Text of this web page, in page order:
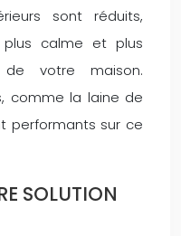
sont réduits,
plus calme et plus
de votre maison.
comme la laine de
performants sur ce
SOLUTION